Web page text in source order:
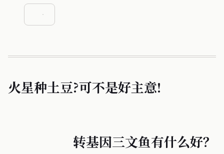
火星种土豆?可不是好主意!
转基因三文鱼有什么好？